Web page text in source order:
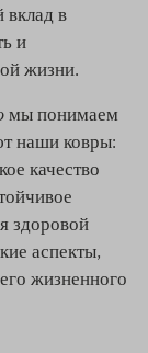
вклад в
и
жизни.
мы понимаем
наши ковры:
качество
здоровой
аспекты,
жизненного